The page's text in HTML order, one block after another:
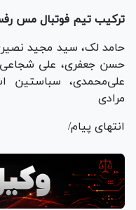
ترکیب تیم فوتبال مس
حامد لک، سید مجید
حسن جعفری، علی
علی‌محمدی، سباستین
مرادی
انتهای پیام/